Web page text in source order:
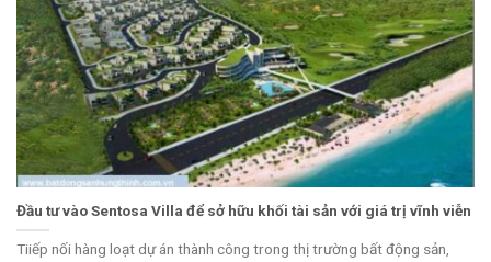
Đầu tư vào Sentosa Villa để sở hữu khối tài sản với giá trị vĩnh viễn
Tiiếp nối hàng loạt dự án thành công trong thị trường bất động sản,